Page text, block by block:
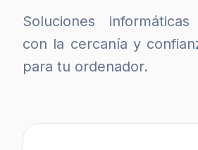
Soluciones informáticas
con la cercanía y
para tu ordenador.